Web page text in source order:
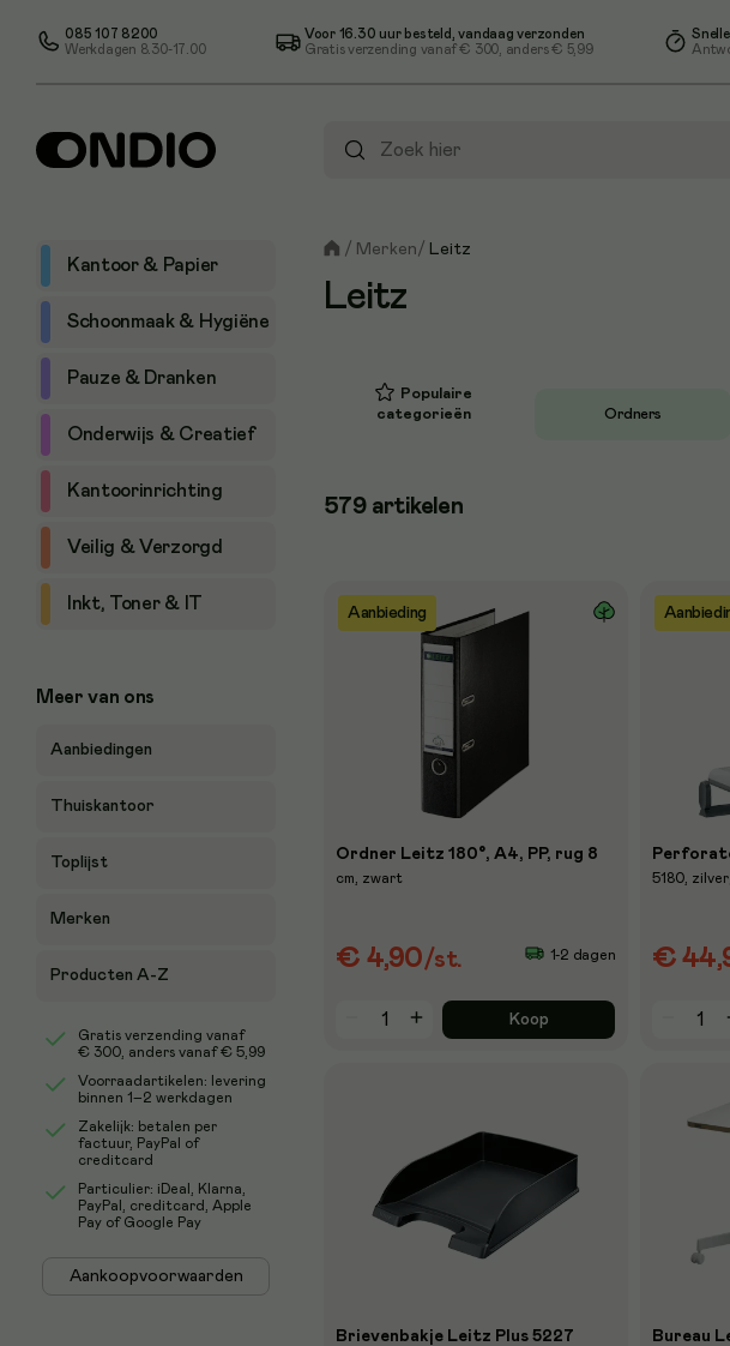
085 107 8200
Werkdagen 8.30-17.00
Voor 16.30 uur besteld, vandaag verzonden
Gratis verzending vanaf€ 300 , anders € 5,99
Kantoor & Papier
Schoonmaak & Hygiëne
Pauze & Dranken
Onderwijs & Creatief
Kantoorinrichting
Veilig & Verzorgd
Inkt, Toner & IT
Meer van ons
Aanbiedingen
Thuiskantoor
Toplijst
Merken
Producten A-Z
Gratis verzending vanaf
€ 300 , anders vanaf € 5,99
Voorraadartikelen: levering
binnen 1–2 werkdagen
Zakelijk: betalen per
factuur, PayPal of
creditcard
Particulier: iDeal, Klarna,
PayPal, creditcard, Apple
Pay of Google Pay
Aankoopvoorwaarden
/ Merken/ Leitz
Leitz
Populaire
categorieën
Ordners
579 artikelen
Aanbieding
Ordner Leitz 180°, A4, PP, rug 8
cm, zwart
€ 4,90/st. 1-2 dagen
Koop
5180,
€
Brievenbakje Leitz Plus 5227 Bureau